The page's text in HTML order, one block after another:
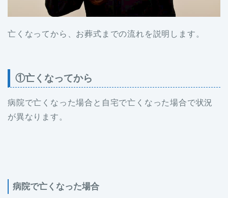
亡くなってから、お葬式までの流れを説明します。
①亡くなってから
病院で亡くなった場合と自宅で亡くなった場合で状況
が異なります。
病院で亡くなった場合